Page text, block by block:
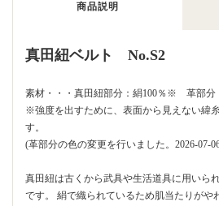
商品説明
真田紐ベルト No.S2
素材・・・真田紐部分：絹100％※ 革部分
※強度を出すために、表面から見えない緯
す。
(革部分の色の変更を行いました。2026-07-06
真田紐は古くから武具や生活道具に用いら
です。 絹で織られているため肌当たりがや